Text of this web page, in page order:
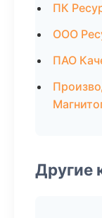
ПК
ООО
ПАО
Другие